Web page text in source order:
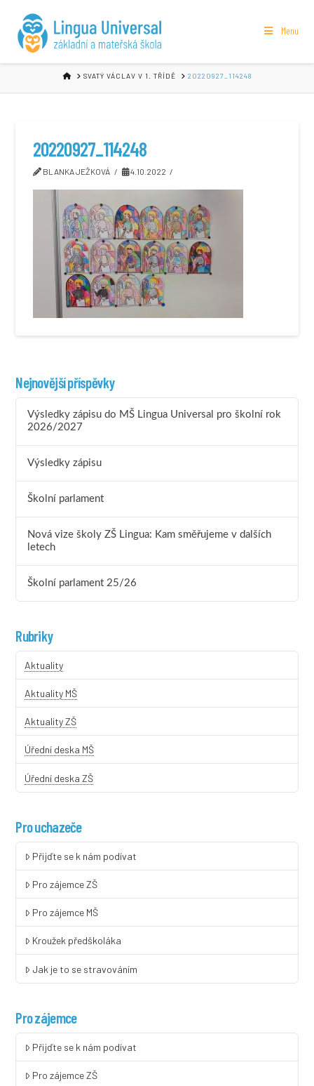
Menu
HOMESVATÝ VÁCLAV V 1. TŘÍDĚ 20220927_114248
20220927_114248
BLANKA JEŽKOVÁ 4.10.2022
Nejnovější příspěvky
Výsledky zápisu do MŠ Lingua Universal pro školní rok
2026/2027
Výsledky zápisu
Školní parlament
Nová vize školy ZŠ Lingua: Kam směřujeme v dalších
letech
Školní parlament 25/26
Rubriky
Aktuality
Aktuality MŠ
Aktuality ZŠ
Úřední deska MŠ
Úřední deska ZŠ
Pro uchazeče
Přijďte se k nám podívat
Pro zájemce ZŠ
Pro zájemce MŠ
Kroužek předškoláka
Jak je to se stravováním
Pro zájemce
Přijďte se k nám podívat
Pro zájemce ZŠ